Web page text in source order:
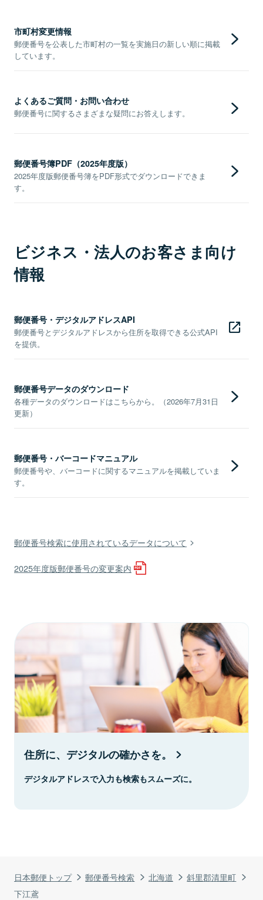
日本郵便トップ 郵便番号検索 北海道
斜里郡清里町
下江鳶
市町村変更情報
郵便番号を公表した市町村の一覧を実施日の新しい順に掲載
しています。
よくあるご質問・お問い合わせ
郵便番号に関するさまざまな疑問にお答えします。
郵便番号簿PDF（2025年度版）
2025年度版郵便番号簿をPDF形式でダウンロードできま
す。
ビジネス・法人のお客さま向け
情報
郵便番号・デジタルアドレスAPI
郵便番号とデジタルアドレスから住所を取得できる公式API
を提供。
郵便番号データのダウンロード
各種データのダウンロードはこちらから。（2026年7月31日
更新）
郵便番号・バーコードマニュアル
郵便番号や、バーコードに関するマニュアルを掲載していま
す。
郵便番号検索に使用されているデータについて
2025年度版郵便番号の変更案内
住所に、デジタルの確かさを。
デジタルアドレスで入力も検索もスムーズに。